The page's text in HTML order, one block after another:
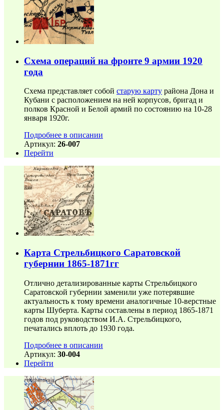
Схема операций на фронте 9 армии 1920
года
Схема представляет собой старую карту района Дона и
Кубани с расположением на ней корпусов, бригад и
полков Красной и Белой армий по состоянию на 10-28
января 1920г.
Подробнее в описании
Артикул: 26-007
Перейти
Карта Стрельбицкого Саратовской
губернии 1865-1871гг
Отлично детализированные карты Стрельбицкого
Саратовской губернии заменили уже потерявшие
актуальность к тому времени аналогичные 10-верстные
карты Шуберта. Карты составлены в период 1865-1871
годов под руководством И.А. Стрельбицкого,
печатались вплоть до 1930 года.
Подробнее в описании
Артикул: 30-004
Перейти